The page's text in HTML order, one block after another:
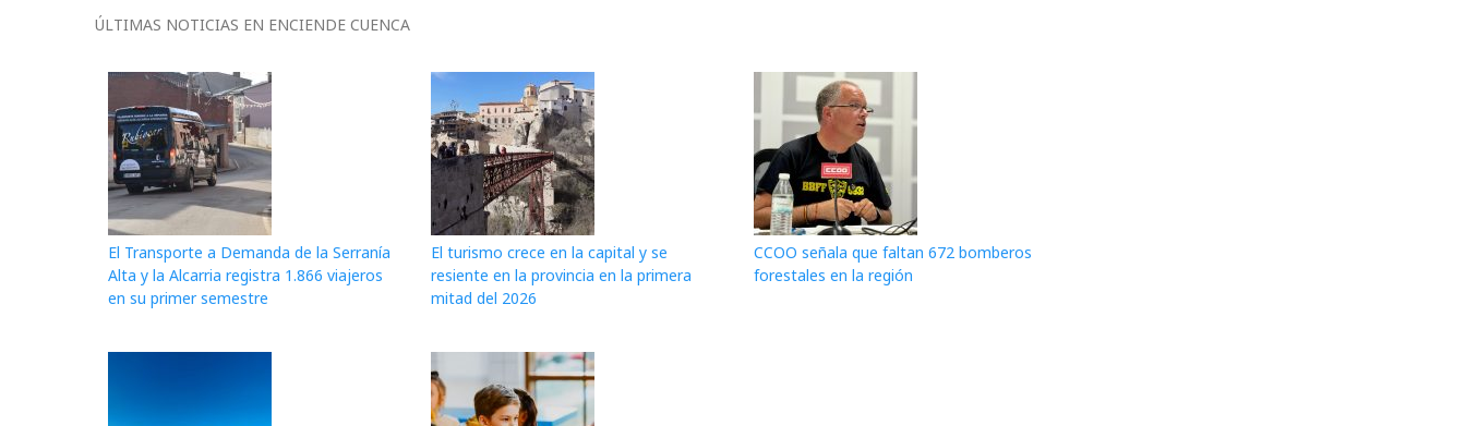
ÚLTIMAS NOTICIAS EN ENCIENDE CUENCA
El Transporte a Demanda de la Serranía
Alta y la Alcarria registra 1.866 viajeros
en su primer semestre
El turismo crece en la capital y se
resiente en la provincia en la primera
mitad del 2026
CCOO señala que faltan 672 bomberos
forestales en la región